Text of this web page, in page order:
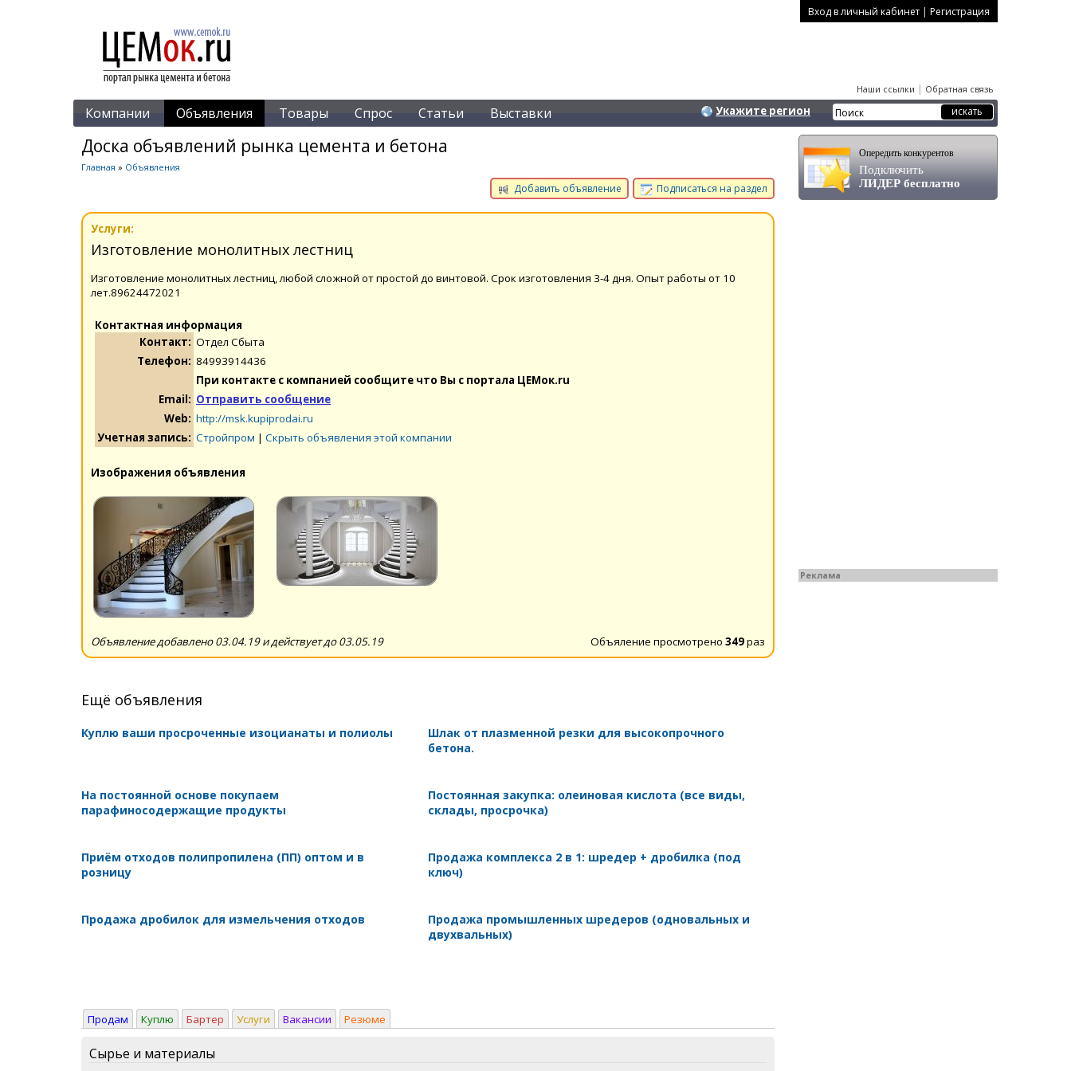
Вход в личный кабинет | Регистрация
Наши ссылки | Обратная связь
Компании Объявления Товары Спрос Статьи Выставки Укажите регион
Доска объявлений рынка цемента и бетона
Главная » Объявления
Добавить объявление Подписаться на раздел
Услуги:
Изготовление монолитных лестниц
Изготовление монолитных лестниц, любой сложной от простой до винтовой. Срок изготовления 3-4 дня. Опыт работы от 10
лет.89624472021
Контактная информация
Контакт: Отдел Сбыта
Телефон: 84993914436
При контакте с компанией сообщите что Вы с портала ЦЕМок.ru
Email: Отправить сообщение
Web: http://msk.kupiprodai.ru
Учетная запись: Стройпром | Скрыть объявления этой компании
Изображения объявления
Объяление просмотрено 349раз
Объявление добавлено 03.04.19 и действует до 03.05.19
Ещё объявления
Куплю ваши просроченные изоцианаты и полиолы
Шлак от плазменной резки для высокопрочного
бетона.
На постоянной основе покупаем
парафиносодержащие продукты
Постоянная закупка: олеиновая кислота (все виды,
склады, просрочка)
Приём отходов полипропилена (ПП) оптом и в
розницу
Продажа комплекса 2 в 1: шредер + дробилка (под
ключ)
Продажа дробилок для измельчения отходов
Продажа промышленных шредеров (одновальных и
двухвальных)
Продам Куплю Бартер Услуги Вакансии Резюме
Сырье и материалы
Опередить конкурентов
Подключить
ЛИДЕР бесплатно
Реклама